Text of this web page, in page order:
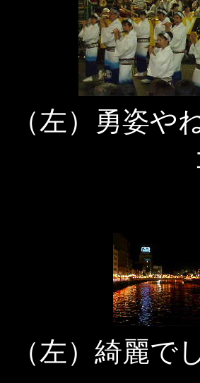
（左）勇姿
（左）綺麗